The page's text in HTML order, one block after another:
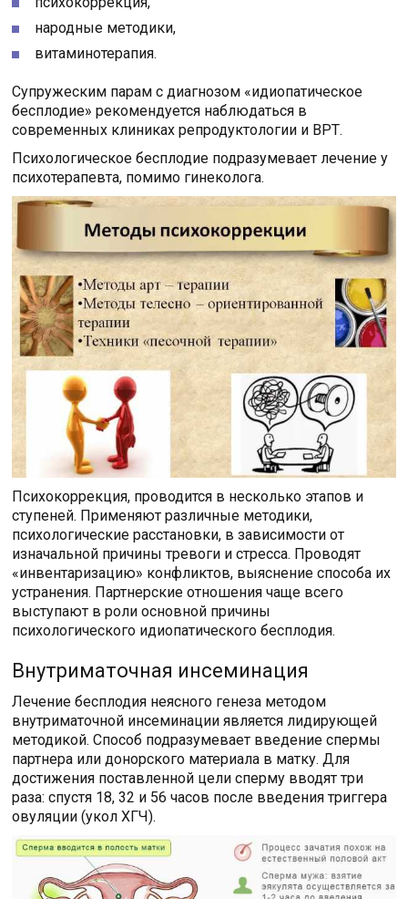
народные методики,
витаминотерапия.
Супружеским парам с диагнозом «идиопатическое
бесплодие» рекомендуется наблюдаться в
современных клиниках репродуктологии и ВРТ.
Психологическое бесплодие подразумевает лечение у
психотерапевта, помимо гинеколога.
Психокоррекция, проводится в несколько этапов и
ступеней. Применяют различные методики,
психологические расстановки, в зависимости от
изначальной причины тревоги и стресса. Проводят
«инвентаризацию» конфликтов, выяснение способа их
устранения. Партнерские отношения чаще всего
выступают в роли основной причины
психологического идиопатического бесплодия.
Внутриматочная инсеминация
Лечение бесплодия неясного генеза методом
внутриматочной инсеминации является лидирующей
методикой. Способ подразумевает введение спермы
партнера или донорского материала в матку. Для
достижения поставленной цели сперму вводят три
раза: спустя 18, 32 и 56 часов после введения триггера
овуляции (укол ХГЧ).